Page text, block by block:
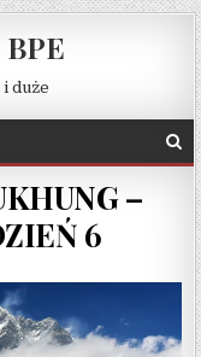
duże
–
6